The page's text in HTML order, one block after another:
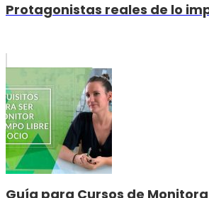
Protagonistas reales de lo
Guía para Cursos de